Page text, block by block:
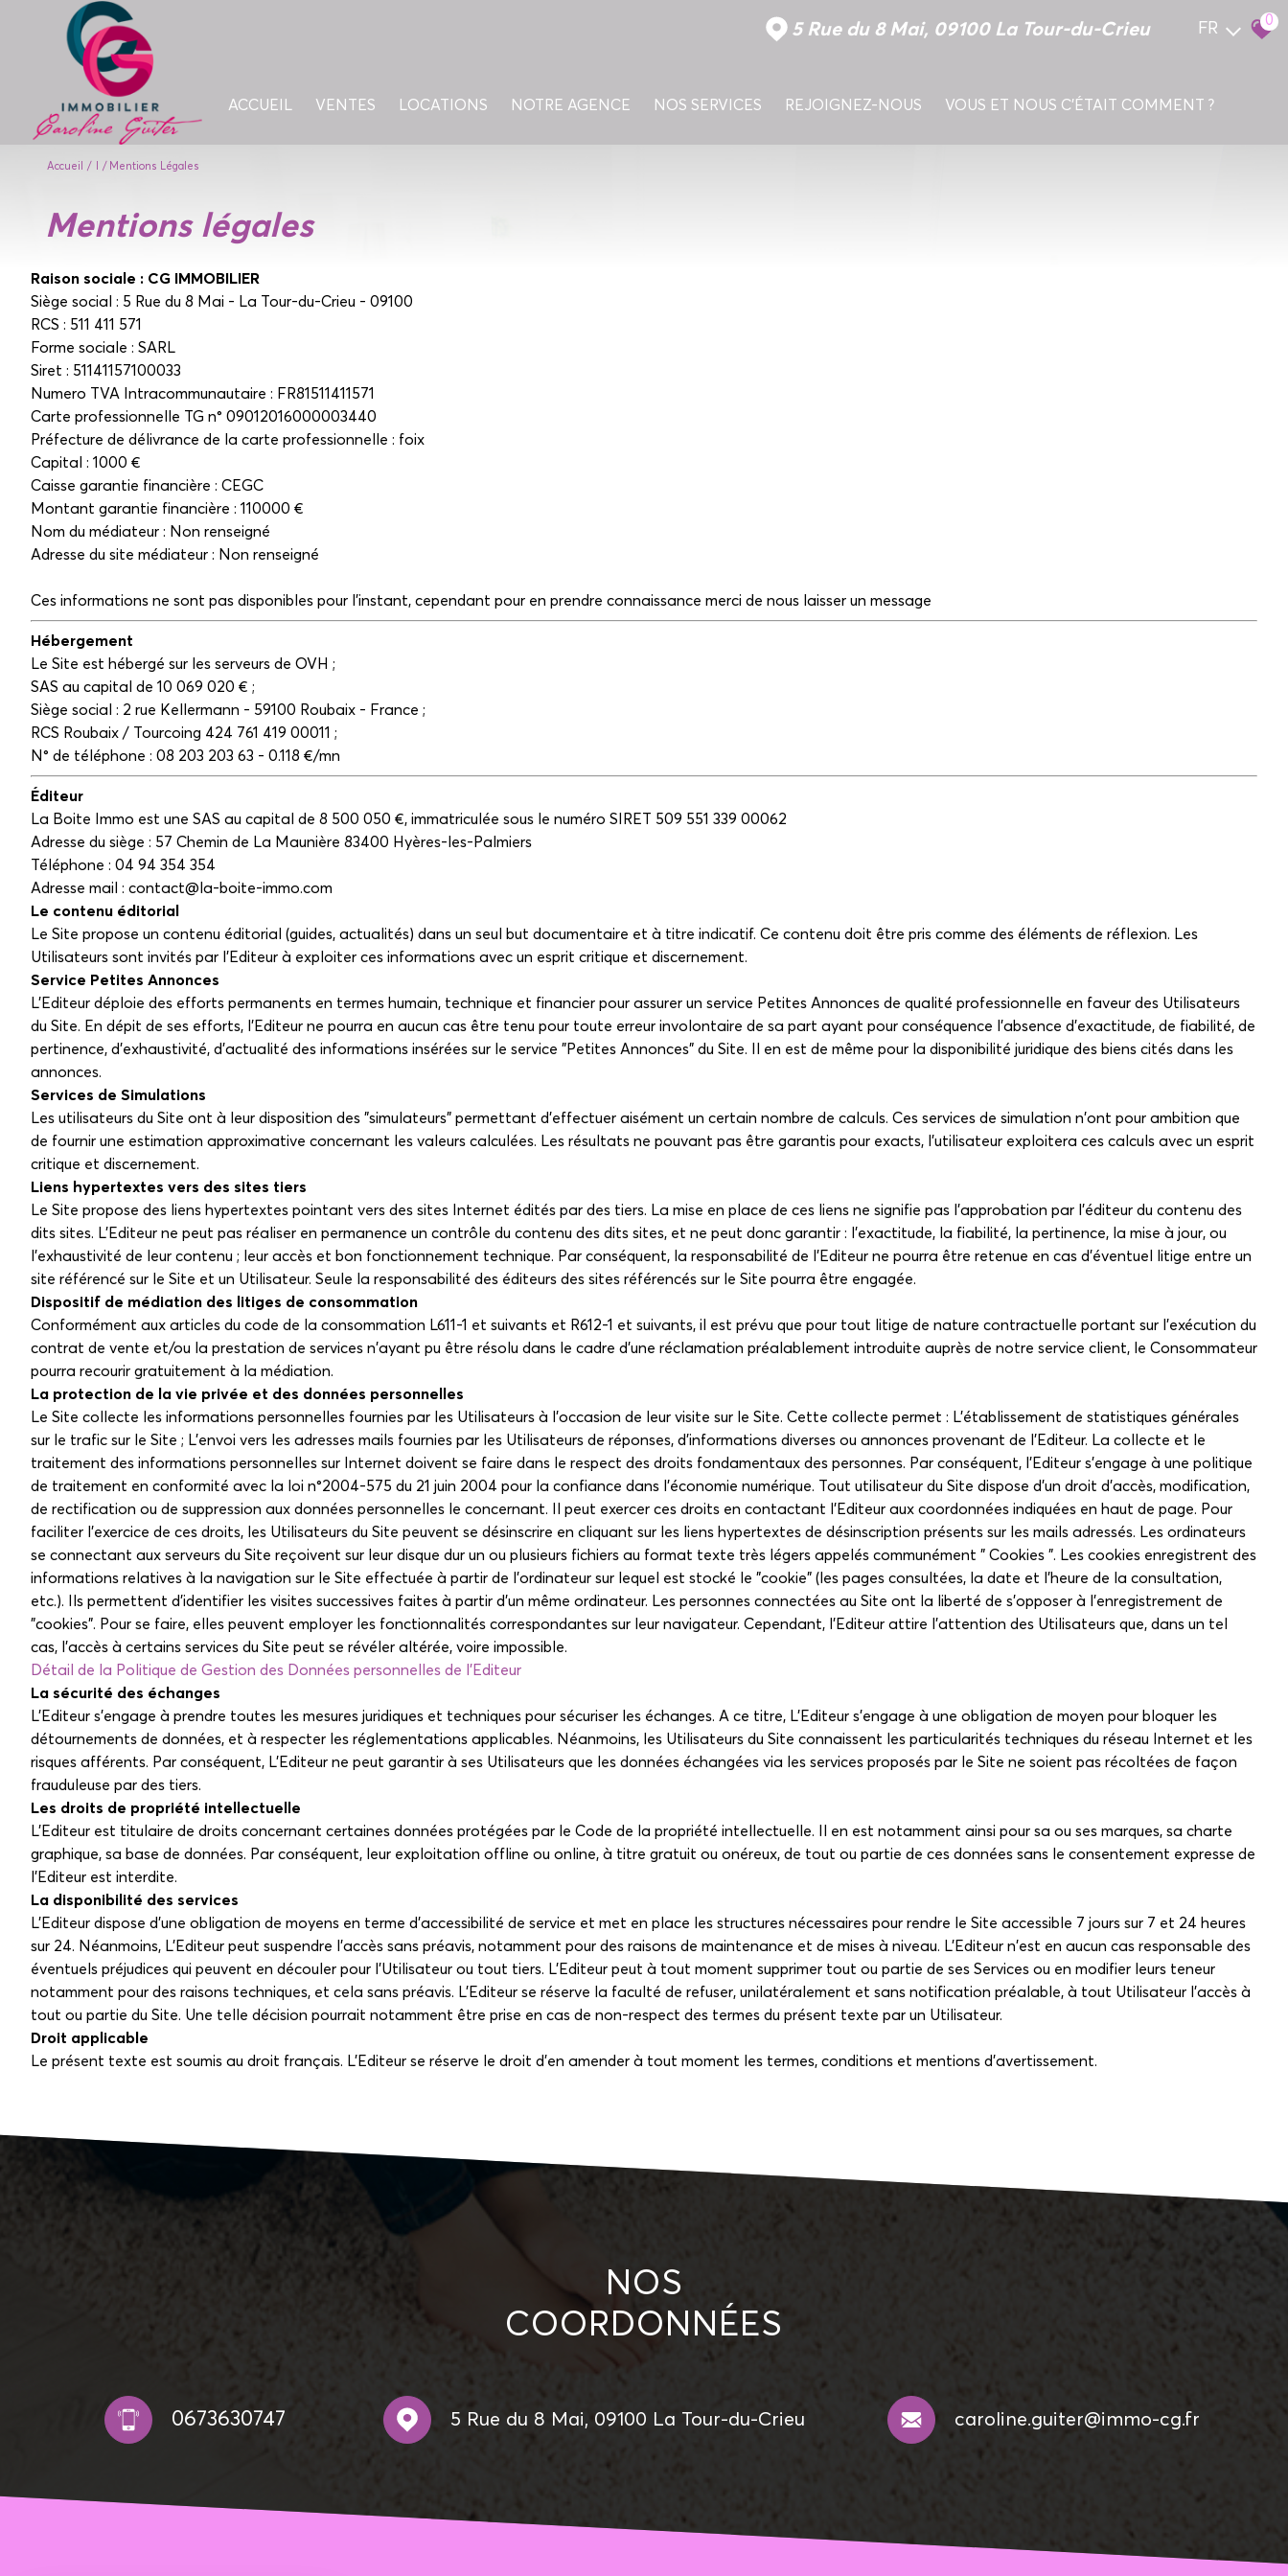
5 Rue du 8 Mai, 09100 La Tour-du-Crieu FR 0
ACCUEIL VENTES LOCATIONS NOTRE AGENCE NOS SERVICES REJOIGNEZ-NOUS VOUS ET NOUS C'ÉTAIT COMMENT ?
Accueil Mentions Légales
mentions légales
Raison sociale : CG IMMOBILIER
Siège social : 5 Rue du 8 Mai - La Tour-du-Crieu - 09100
RCS : 511 411 571
Forme sociale : SARL
Siret : 51141157100033
Numero TVA Intracommunautaire : FR81511411571
Carte professionnelle TG n° 09012016000003440
Préfecture de délivrance de la carte professionnelle : foix
Capital : 1000 €
Caisse garantie financière : CEGC
Montant garantie financière : 110000 €
Nom du médiateur : Non renseigné
Adresse du site médiateur : Non renseigné
Ces informations ne sont pas disponibles pour l'instant, cependant pour en prendre connaissance merci de nous laisser un message
Hébergement
Le Site est hébergé sur les serveurs de OVH ;
SAS au capital de 10 069 020 € ;
Siège social : 2 rue Kellermann - 59100 Roubaix - France ;
RCS Roubaix / Tourcoing 424 761 419 00011 ;
N° de téléphone : 08 203 203 63 - 0.118 €/mn
Éditeur
La Boite Immo est une SAS au capital de 8 500 050 €, immatriculée sous le numéro SIRET 509 551 339 00062
Adresse du siège : 57 Chemin de La Maunière 83400 Hyères-les-Palmiers
Téléphone : 04 94 354 354
Adresse mail : contact@la-boite-immo.com
Le contenu éditorial
Le Site propose un contenu éditorial (guides, actualités) dans un seul but documentaire et à titre indicatif. Ce contenu doit être pris comme des éléments de réflexion. Les
Utilisateurs sont invités par l'Editeur à exploiter ces informations avec un esprit critique et discernement.
Service Petites Annonces
L'Editeur déploie des efforts permanents en termes humain, technique et financier pour assurer un service Petites Annonces de qualité professionnelle en faveur des Utilisateurs
du Site. En dépit de ses efforts, l'Editeur ne pourra en aucun cas être tenu pour toute erreur involontaire de sa part ayant pour conséquence l'absence d'exactitude, de fiabilité, de
pertinence, d'exhaustivité, d'actualité des informations insérées sur le service "Petites Annonces" du Site. Il en est de même pour la disponibilité juridique des biens cités dans les
annonces.
Services de Simulations
Les utilisateurs du Site ont à leur disposition des "simulateurs" permettant d'effectuer aisément un certain nombre de calculs. Ces services de simulation n'ont pour ambition que
de fournir une estimation approximative concernant les valeurs calculées. Les résultats ne pouvant pas être garantis pour exacts, l'utilisateur exploitera ces calculs avec un esprit
critique et discernement.
Liens hypertextes vers des sites tiers
Le Site propose des liens hypertextes pointant vers des sites Internet édités par des tiers. La mise en place de ces liens ne signifie pas l'approbation par l'éditeur du contenu des
dits sites. L'Editeur ne peut pas réaliser en permanence un contrôle du contenu des dits sites, et ne peut donc garantir : l'exactitude, la fiabilité, la pertinence, la mise à jour, ou
l'exhaustivité de leur contenu ; leur accès et bon fonctionnement technique. Par conséquent, la responsabilité de l'Editeur ne pourra être retenue en cas d'éventuel litige entre un
site référencé sur le Site et un Utilisateur. Seule la responsabilité des éditeurs des sites référencés sur le Site pourra être engagée.
Dispositif de médiation des litiges de consommation
Conformément aux articles du code de la consommation L611-1 et suivants et R612-1 et suivants, il est prévu que pour tout litige de nature contractuelle portant sur l'exécution du
contrat de vente et/ou la prestation de services n'ayant pu être résolu dans le cadre d'une réclamation préalablement introduite auprès de notre service client, le Consommateur
pourra recourir gratuitement à la médiation.
La protection de la vie privée et des données personnelles
Le Site collecte les informations personnelles fournies par les Utilisateurs à l'occasion de leur visite sur le Site. Cette collecte permet : L'établissement de statistiques générales
sur le trafic sur le Site ; L'envoi vers les adresses mails fournies par les Utilisateurs de réponses, d'informations diverses ou annonces provenant de l'Editeur. La collecte et le
traitement des informations personnelles sur Internet doivent se faire dans le respect des droits fondamentaux des personnes. Par conséquent, l'Editeur s'engage à une politique
de traitement en conformité avec la loi n°2004-575 du 21 juin 2004 pour la confiance dans l'économie numérique. Tout utilisateur du Site dispose d'un droit d'accès, modification,
de rectification ou de suppression aux données personnelles le concernant. Il peut exercer ces droits en contactant l'Editeur aux coordonnées indiquées en haut de page. Pour
faciliter l'exercice de ces droits, les Utilisateurs du Site peuvent se désinscrire en cliquant sur les liens hypertextes de désinscription présents sur les mails adressés. Les ordinateurs
se connectant aux serveurs du Site reçoivent sur leur disque dur un ou plusieurs fichiers au format texte très légers appelés communément " Cookies ". Les cookies enregistrent des
informations relatives à la navigation sur le Site effectuée à partir de l'ordinateur sur lequel est stocké le "cookie" (les pages consultées, la date et l'heure de la consultation,
etc.). Ils permettent d'identifier les visites successives faites à partir d'un même ordinateur. Les personnes connectées au Site ont la liberté de s'opposer à l'enregistrement de
"cookies". Pour se faire, elles peuvent employer les fonctionnalités correspondantes sur leur navigateur. Cependant, l'Editeur attire l'attention des Utilisateurs que, dans un tel
cas, l'accès à certains services du Site peut se révéler altérée, voire impossible.
Détail de la Politique de Gestion des Données personnelles de l'Editeur
La sécurité des échanges
L'Editeur s'engage à prendre toutes les mesures juridiques et techniques pour sécuriser les échanges. A ce titre, L'Editeur s'engage à une obligation de moyen pour bloquer les
détournements de données, et à respecter les réglementations applicables. Néanmoins, les Utilisateurs du Site connaissent les particularités techniques du réseau Internet et les
risques afférents. Par conséquent, L'Editeur ne peut garantir à ses Utilisateurs que les données échangées via les services proposés par le Site ne soient pas récoltées de façon
frauduleuse par des tiers.
Les droits de propriété intellectuelle
L'Editeur est titulaire de droits concernant certaines données protégées par le Code de la propriété intellectuelle. Il en est notamment ainsi pour sa ou ses marques, sa charte
graphique, sa base de données. Par conséquent, leur exploitation offline ou online, à titre gratuit ou onéreux, de tout ou partie de ces données sans le consentement expresse de
l'Editeur est interdite.
La disponibilité des services
L'Editeur dispose d'une obligation de moyens en terme d'accessibilité de service et met en place les structures nécessaires pour rendre le Site accessible 7 jours sur 7 et 24 heures
sur 24. Néanmoins, L'Editeur peut suspendre l'accès sans préavis, notamment pour des raisons de maintenance et de mises à niveau. L'Editeur n'est en aucun cas responsable des
éventuels préjudices qui peuvent en découler pour l'Utilisateur ou tout tiers. L'Editeur peut à tout moment supprimer tout ou partie de ses Services ou en modifier leurs teneur
notamment pour des raisons techniques, et cela sans préavis. L'Editeur se réserve la faculté de refuser, unilatéralement et sans notification préalable, à tout Utilisateur l'accès à
tout ou partie du Site. Une telle décision pourrait notamment être prise en cas de non-respect des termes du présent texte par un Utilisateur.
Droit applicable
Le présent texte est soumis au droit français. L'Editeur se réserve le droit d'en amender à tout moment les termes, conditions et mentions d'avertissement.
NOS
COORDONNÉES
0673630747 5 Rue du 8 Mai, 09100 La Tour-du-Crieu caroline.guiter@immo-cg.fr